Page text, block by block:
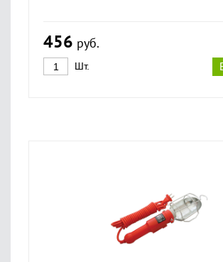
456 руб.
Шт.